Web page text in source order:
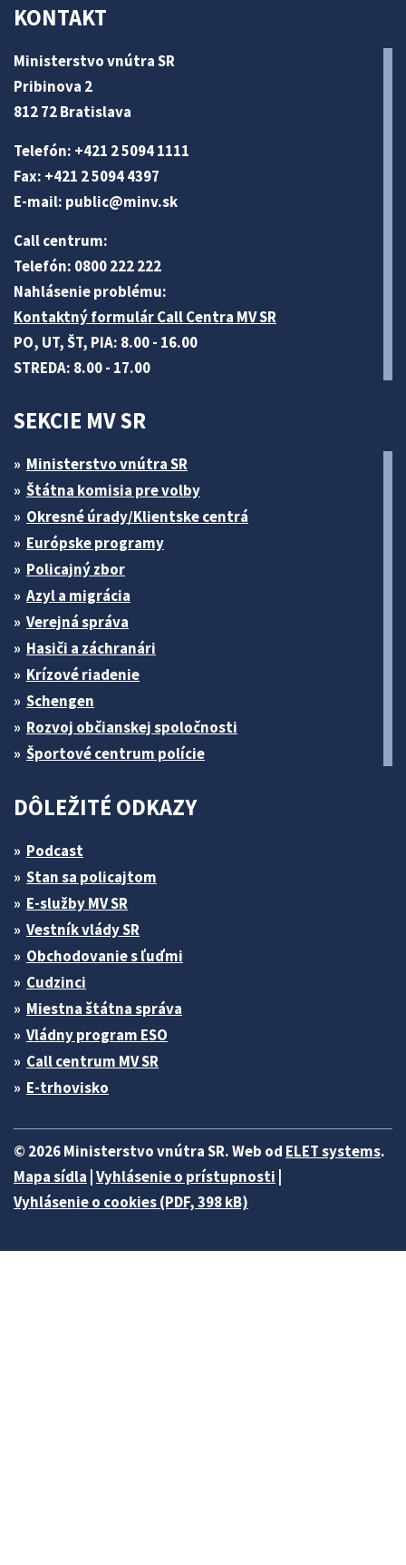
KONTAKT
Ministerstvo vnútra SR
Pribinova 2
812 72 Bratislava
Telefón: +421 2 5094 1111
Fax: +421 2 5094 4397
E-mail: public@minv.sk
Call centrum:
Telefón: 0800 222 222
Nahlásenie problému:
Kontaktný formulár Call Centra MV SR
PO, UT, ŠT, PIA: 8.00 - 16.00
STREDA: 8.00 - 17.00
SEKCIE MV SR
Ministerstvo vnútra SR
Štátna komisia pre volby
Okresné úrady/Klientske centrá
Európske programy
Policajný zbor
Azyl a migrácia
Verejná správa
Hasiči a záchranári
Krízové riadenie
Schengen
Rozvoj občianskej spoločnosti
Športové centrum polície
DÔLEŽITÉ ODKAZY
Podcast
Stan sa policajtom
E-služby MV SR
Vestník vlády SR
Obchodovanie s ľuďmi
Cudzinci
Miestna štátna správa
Vládny program ESO
Call centrum MV SR
E-trhovisko
© 2026 Ministerstvo vnútra SR. Web od ELET systems.
Mapa sídla Vyhlásenie o prístupnosti
Vyhlásenie o cookies (PDF, 398 kB)